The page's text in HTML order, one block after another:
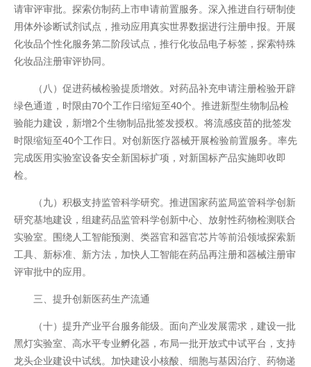
请审评审批。探索仿制药上市申请前置服务。深入推进自行研制使
用体外诊断试剂试点，推动应用真实世界数据进行注册申报。开展
化妆品个性化服务第二阶段试点，推行化妆品电子标签，探索特殊
化妆品注册审评协同。
（八）促进药械检验提质增效。对药品补充申请注册检验开辟
绿色通道，时限由70个工作日缩短至40个。推进新型生物制品检
验能力建设，新增2个生物制品批签发授权。将流感疫苗的批签发
时限缩短至40个工作日。对创新医疗器械开展检验前置服务。率先
完成医用实验室设备安全新国标扩项，对新国标产品实施即收即
检。
（九）积极支持监管科学研究。推进国家药监局监管科学创新
研究基地建设，组建药品监管科学创新中心、放射性药物检测联合
实验室。围绕人工智能预测、类器官和器官芯片等前沿领域探索新
工具、新标准、新方法，加快人工智能在药品再注册和器械注册审
评审批中的应用。
三、提升创新医药生产流通
（十）提升产业平台服务能级。面向产业发展需求，建设一批
黑灯实验室、高水平专业孵化器，布局一批开放式中试平台，支持
龙头企业建设中试线。加快建设小核酸、细胞与基因治疗、药物递